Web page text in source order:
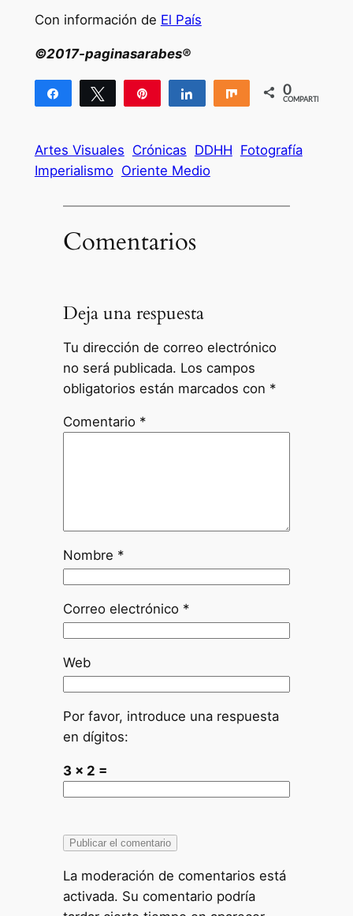
Con información de El País
©2017-paginasarabes®
Compartir Twittear Compartir Compartir
0
COMPARTIR
Artes Visuales Crónicas DDHH Fotografía
Imperialismo Oriente Medio
Comentarios
Deja una respuesta
Tu dirección de correo electrónico
no será publicada. Los campos
obligatorios están marcados con *
Comentario *
Nombre *
Correo electrónico *
Web
Por favor, introduce una respuesta
en dígitos:
3 × 2 =
La moderación de comentarios está
activada. Su comentario podría